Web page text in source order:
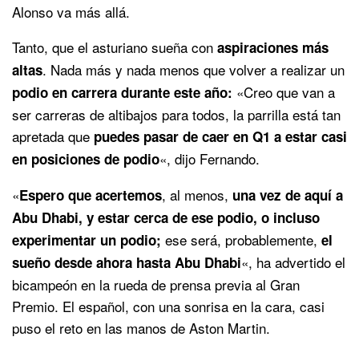
Alonso va más allá.
Tanto, que el asturiano sueña con aspiraciones más
altas. Nada más y nada menos que volver a realizar un
podio en carrera durante este año: «Creo que van a
ser carreras de altibajos para todos, la parrilla está tan
apretada que puedes pasar de caer en Q1 a estar casi
en posiciones de podio«, dijo Fernando.
«Espero que acertemos, al menos, una vez de aquí a
Abu Dhabi, y estar cerca de ese podio, o incluso
experimentar un podio; ese será, probablemente, el
sueño desde ahora hasta Abu Dhabi«, ha advertido el
bicampeón en la rueda de prensa previa al Gran
Premio. El español, con una sonrisa en la cara, casi
puso el reto en las manos de Aston Martin.